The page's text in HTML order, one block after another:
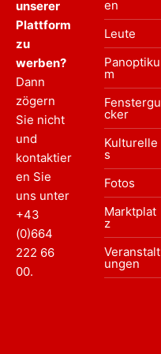
unserer
Plattform
zu
werben?
Dann
zögern
Sie nicht
und
kontaktier
en Sie
uns unter
+43
(0)664
222 66
00.
en
Leute
Panoptiku
m
Fenstergu
cker
Kulturelle
s
Fotos
Marktplat
z
Veranstalt
ungen